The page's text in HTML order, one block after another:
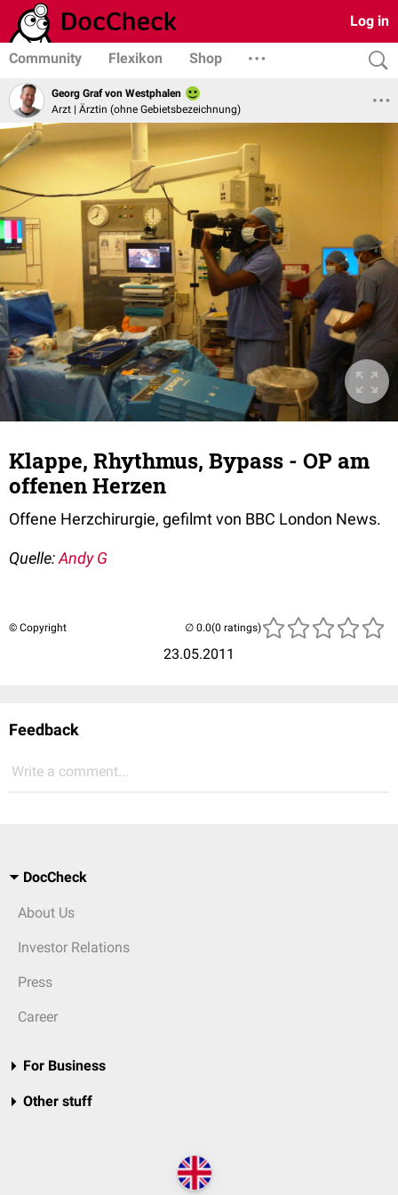
Log in
Community Flexikon Shop
Georg Graf von Westphalen
Arzt | Ärztin (ohne Gebietsbezeichnung)
Klappe, Rhythmus, Bypass - OP am
offenen Herzen
Offene Herzchirurgie, gefilmt von BBC London News.
Quelle:Andy G
© Copyright
23.05.2011
(0 ratings)
Feedback
Write a comment...
DocCheck
About Us
Investor Relations
Press
Career
For Business
Other stuff